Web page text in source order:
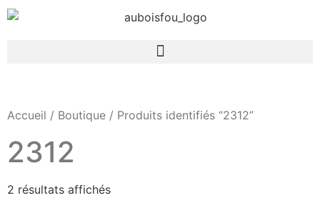
Accueil / Boutique / Produits identifiés “2312”
2312
2 résultats affichés